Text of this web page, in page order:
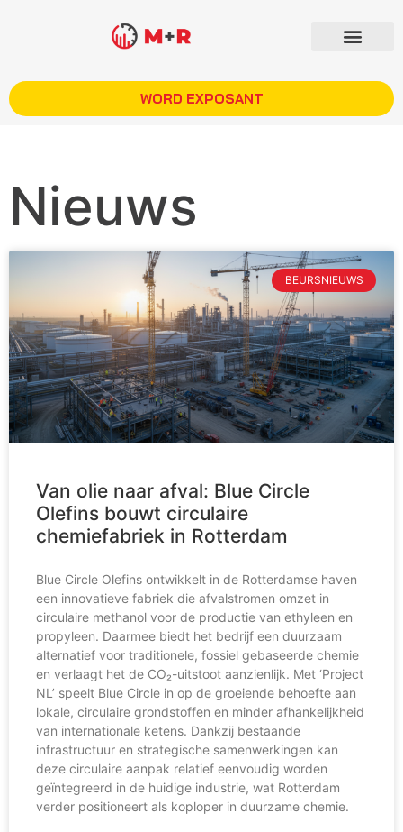
WORD EXPOSANT
Nieuws
BEURSNIEUWS
Van olie naar afval: Blue Circle
Olefins bouwt circulaire
chemiefabriek in Rotterdam
Blue Circle Olefins ontwikkelt in de Rotterdamse haven
een innovatieve fabriek die afvalstromen omzet in
circulaire methanol voor de productie van ethyleen en
propyleen. Daarmee biedt het bedrijf een duurzaam
alternatief voor traditionele, fossiel gebaseerde chemie
en verlaagt het de CO₂-uitstoot aanzienlijk. Met ‘Project
NL’ speelt Blue Circle in op de groeiende behoefte aan
lokale, circulaire grondstoffen en minder afhankelijkheid
van internationale ketens. Dankzij bestaande
infrastructuur en strategische samenwerkingen kan
deze circulaire aanpak relatief eenvoudig worden
geïntegreerd in de huidige industrie, wat Rotterdam
verder positioneert als koploper in duurzame chemie.